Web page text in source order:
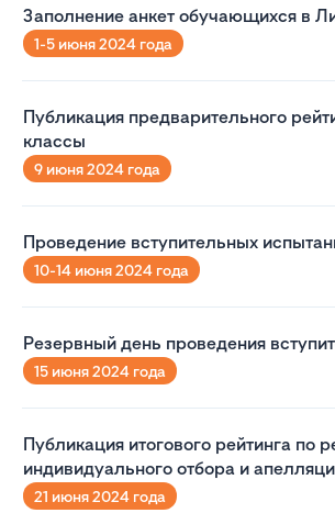
Заполнение анкет обучающихся в
1-5 июня 2024 года
Публикация предварительного
классы
9 июня 2024 года
Проведение вступительных
10-14 июня 2024 года
Резервный день проведения
15 июня 2024 года
Публикация итогового рейтинга по
индивидуального отбора и
21 июня 2024 года